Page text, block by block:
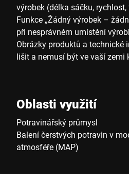
výrobek (délka sáčku,
Funkce „Žádný výrobek –
při nesprávném umístění
Obrázky produktů a technické
lišit a nemusí být ve vaší zemi
Oblasti využití
Potravinářský průmysl
Balení čerstvých potravin v
atmosféře (MAP)